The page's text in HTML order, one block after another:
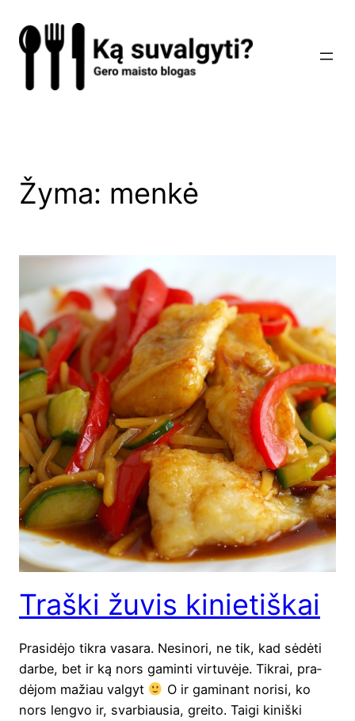
prie
turinio
Žyma: menkė
Traški žuvis kinietiškai
Pra­si­dė­jo tik­ra vasa­ra. Nesi­no­ri, ne tik, kad sėdė­ti
dar­be, bet ir ką nors gamin­ti vir­tu­vė­je. Tik­rai, pra­
dė­jom mažiau val­gyt
O ir gami­nant nori­si, ko
nors leng­vo ir, svar­biau­sia, grei­to. Tai­gi kiniš­ki